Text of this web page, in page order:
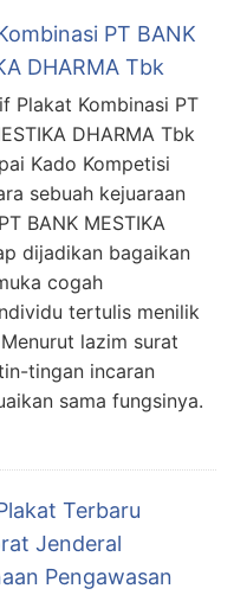
PT BANK
DHARMA Tbk
Plakat Kombinasi PT
DHARMA Tbk
Kado Kompetisi
sebuah kejuaraan
BANK MESTIKA
dijadikan bagaikan
cogah
tertulis menilik
lazim surat
tingan incaran
sama fungsinya.
Terbaru
Jenderal
Pengawasan